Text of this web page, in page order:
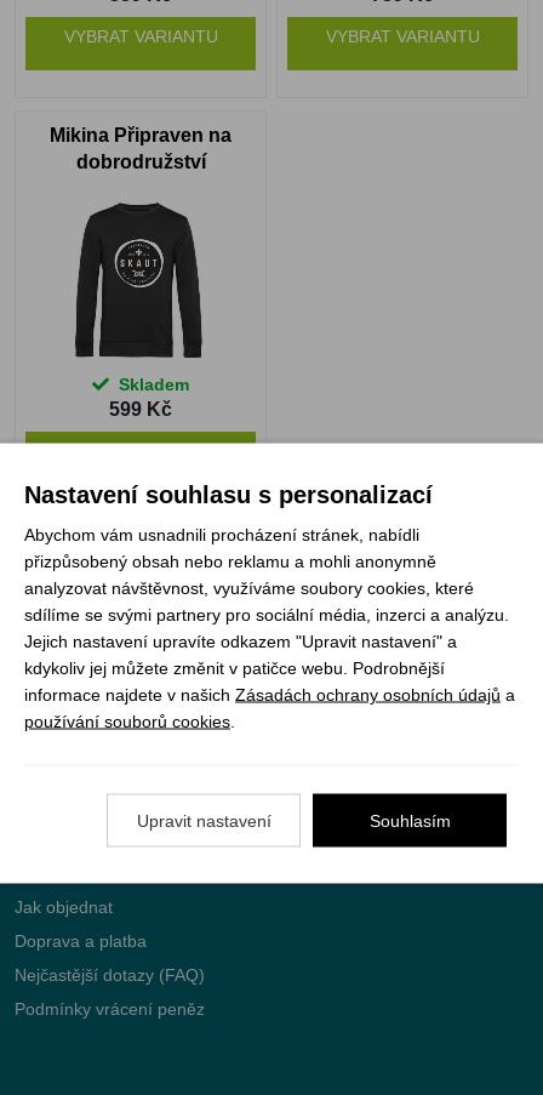
VYBRAT VARIANTU VYBRAT VARIANTU
Mikina Připraven na
dobrodružství
Skladem
599 Kč
Registrujte se k odběru newsletteru a už Vám
nic neunikne
Vše o nákupu
Jak objednat
Doprava a platba
Nejčastější dotazy (FAQ)
Podmínky vrácení peněz
Nastavení souhlasu s personalizací
Abychom vám usnadnili procházení stránek, nabídli
přizpůsobený obsah nebo reklamu a mohli anonymně
analyzovat návštěvnost, využíváme soubory cookies, které
sdílíme se svými partnery pro sociální média, inzerci a analýzu.
Jejich nastavení upravíte odkazem "Upravit nastavení" a
kdykoliv jej můžete změnit v patičce webu. Podrobnější
informace najdete v našich Zásadách ochrany osobních údajů a
používání souborů cookies
Upravit nastavení Souhlasím